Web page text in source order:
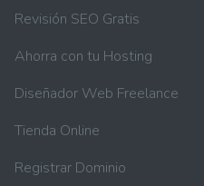
Revisión SEO Gratis
Ahorra con tu Hosting
Diseñador Web Freelance
Tienda Online
Registrar Dominio